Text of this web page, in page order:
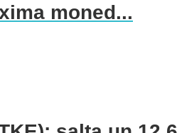
moned...